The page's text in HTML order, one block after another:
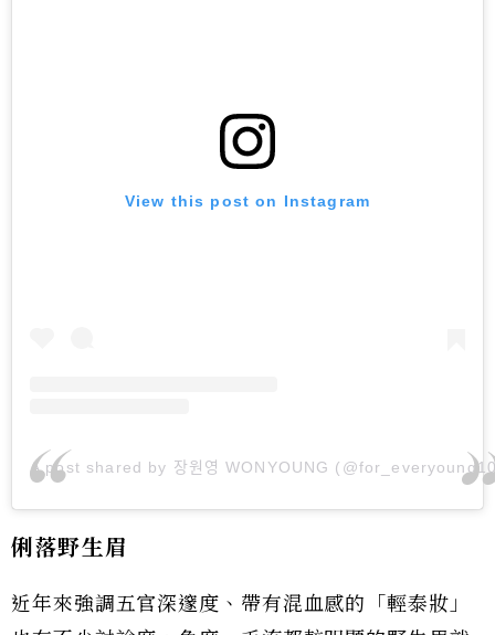
View this post on Instagram
A post shared by 장원영 WONYOUNG
俐落野生眉
近年來強調五官深邃度、帶有混血感的「輕泰妝」